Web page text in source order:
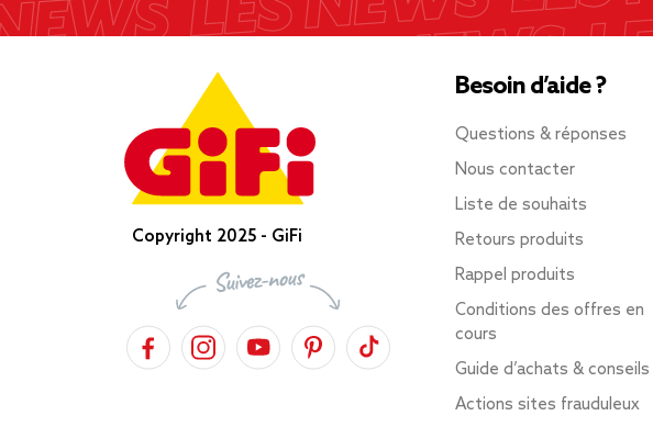
Copyright 2025 - GiFi
Besoin d’aide ?
Questions & réponses
Nous contacter
Liste de souhaits
Retours produits
Rappel produits
Conditions des offres en
cours
Guide d’achats & conseils
Actions sites frauduleux